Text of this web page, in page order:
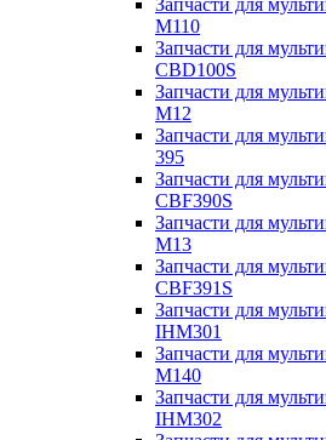
Запчасти для
M110
Запчасти для
CBD100S
Запчасти для
M12
Запчасти для
395
Запчасти для
CBF390S
Запчасти для
M13
Запчасти для
CBF391S
Запчасти для
IHM301
Запчасти для
M140
Запчасти для
IHM302